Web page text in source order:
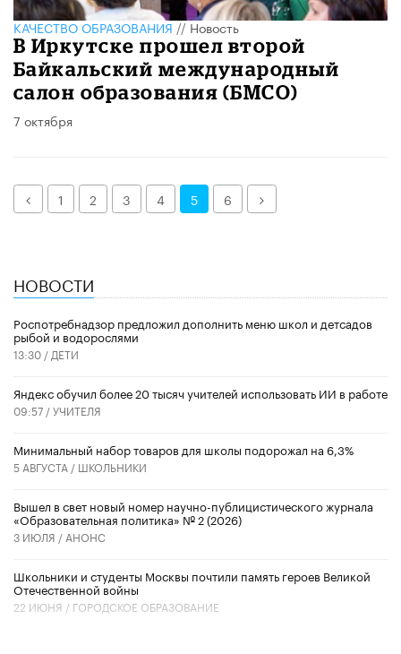
КАЧЕСТВО ОБРАЗОВАНИЯ//Новость
В Иркутске прошел второй
Байкальский международный
салон образования (БМСО)
7 октября
Назад1 2 3 4 5 6 Далее
НОВОСТИ
Роспотребнадзор предложил дополнить меню школ и детсадов
рыбой и водорослями
13:30 / ДЕТИ
​Яндекс обучил более 20 тысяч учителей использовать ИИ в работе
09:57 /УЧИТЕЛЯ
Минимальный набор товаров для школы подорожал на 6,3%
5 АВГУСТА / ШКОЛЬНИКИ
Вышел в свет новый номер научно-публицистического журнала
«Образовательная политика» № 2 (2026)
3 ИЮЛЯ / АНОНС
Школьники и студенты Москвы почтили память героев Великой
Отечественной войны
22 ИЮНЯ / ГОРОДСКОЕ ОБРАЗОВАНИЕ